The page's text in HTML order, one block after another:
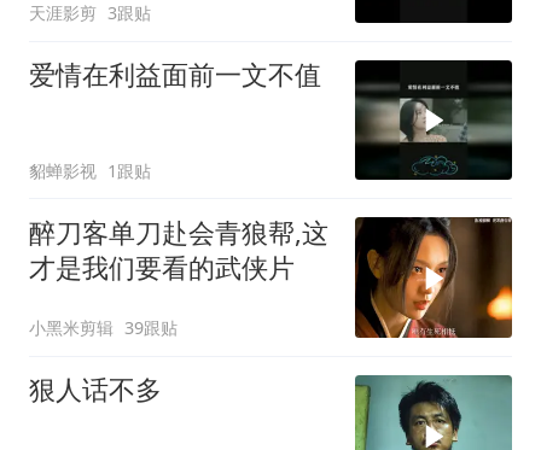
天涯影剪 3跟贴
爱情在利益面前一文不值
貂蝉影视 1跟贴
醉刀客单刀赴会青狼帮,这
才是我们要看的武侠片
小黑米剪辑 39跟贴
狠人话不多